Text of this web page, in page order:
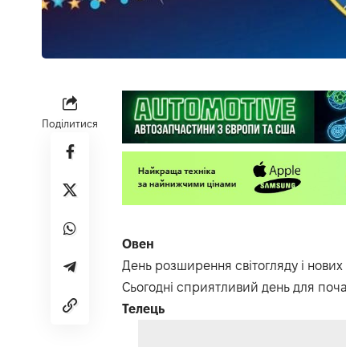
Поділитися
Овен
День розширення світогляду і
Сьогодні сприятливий день для
Телець